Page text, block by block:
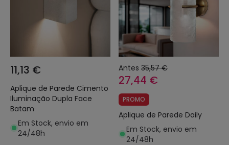
11,13 €
Aplique de Parede Cimento
Iluminação Dupla Face
Batam
Em Stock, envio em
24/48h
Antes 35,57 €
27,44 €
PROMO
Aplique de Parede Daily
Em Stock, envio em
24/48h